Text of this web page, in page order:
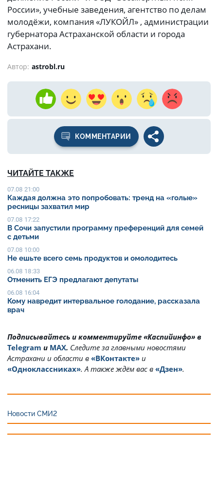
России», учебные заведения, агентство по делам
молодёжи, компания «ЛУКОЙЛ» , администрации
губернатора Астраханской области и города
Астрахани.
Автор: astrobl.ru
КОММЕНТАРИИ
ЧИТАЙТЕ ТАКЖЕ
07.08 21:00
Каждая должна это попробовать: тренд на «голые»
ресницы захватил мир
07.08 17:22
В Сочи запустили программу преференций для семей
с детьми
07.08 10:00
Не ешьте всего семь продуктов и омолодитесь
06.08 18:33
Отменить ЕГЭ предлагают депутаты
06.08 16:04
Кому навредит интервальное голодание, рассказала
врач
Подписывайтесь и комментируйте «Каспийинфо» в
Telegram и MAX. Cледите за главными новостями
Астрахани и области в «ВКонтакте» и
«Одноклассниках». А также ждём вас в «Дзен».
Новости СМИ2